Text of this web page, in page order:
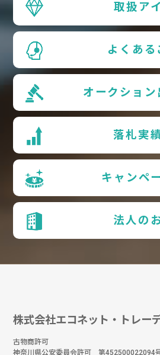
取扱ア
よくある
オークション
落札実
キャンペ
法人の
株式会社エコネット・トレー
古物商許可
神奈川県公安委員会許可 第452500022094